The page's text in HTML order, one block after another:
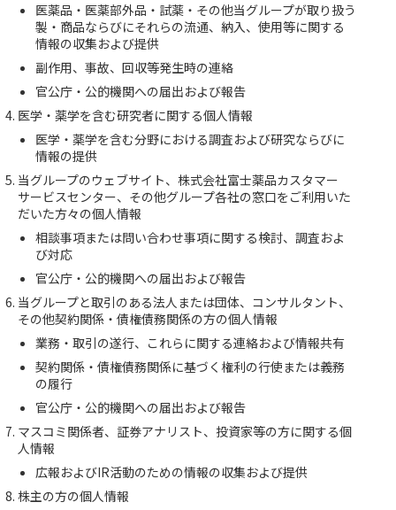
医薬品・医薬部外品・試薬・その他当グループが取り扱う
製・商品ならびにそれらの流通、納入、使用等に関する
情報の収集および提供
副作用、事故、回収等発生時の連絡
官公庁・公的機関への届出および報告
医学・薬学を含む研究者に関する個人情報
医学・薬学を含む分野における調査および研究ならびに
情報の提供
当グループのウェブサイト、株式会社富士薬品カスタマー
サービスセンター、その他グループ各社の窓口をご利用いた
だいた方々の個人情報
相談事項または問い合わせ事項に関する検討、調査およ
び対応
官公庁・公的機関への届出および報告
当グループと取引のある法人または団体、コンサルタント、
その他契約関係・債権債務関係の方の個人情報
業務・取引の遂行、これらに関する連絡および情報共有
契約関係・債権債務関係に基づく権利の行使または義務
の履行
官公庁・公的機関への届出および報告
マスコミ関係者、証券アナリスト、投資家等の方に関する個
人情報
広報およびIR活動のための情報の収集および提供
株主の方の個人情報